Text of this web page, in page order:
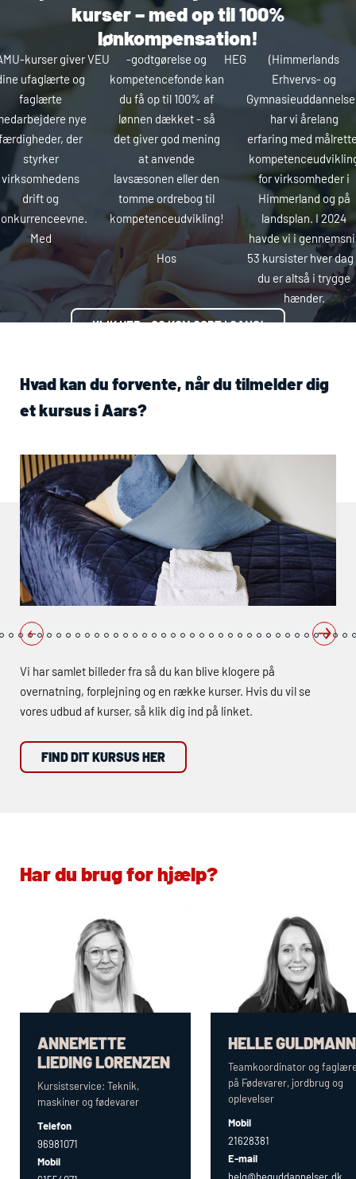
kurser – med op til 100%
lønkompensation!
kurser giver
ufaglærte og
faglærte
nye
der
styrker
virksomhedens
drift og
Med
VEU
-godtgørelse og
kompetencefonde kan
du få op til 100% af
lønnen dækket - så
det giver god mening
at anvende
lavsæsonen eller den
tomme ordrebog til
kompetenceudvikling!
Hos
HEG
(Himmerlands
Erhvervs- og
har vi årelang
erfaring med
for virksomheder i
Himmerland og på
landsplan. I 2024
havde vi i
53 kursister hver dag
du er altså i trygge
hænder.
KLIK HER – OG KOM GODT I GANG!
Hvad kan du forvente, når du tilmelder dig
et kursus i Aars?
Vi har samlet billeder fra så du kan blive klogere på
overnatning, forplejning og en række kurser. Hvis du vil se
vores udbud af kurser, så klik dig ind på linket.
FIND DIT KURSUS HER
Har du brug for hjælp?
ANNEMETTE
LIEDING LORENZEN
Kursistservice: Teknik,
maskiner og fødevarer
Telefon
96981071
Mobil
HELLE GULDMANN
Teamkoordinator og
på Fødevarer, jordbrug og
oplevelser
Mobil
21628381
E-mail